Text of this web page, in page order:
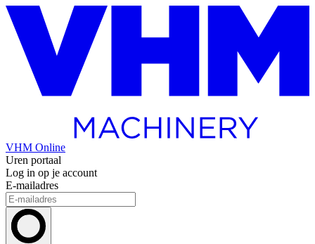
VHM Online
Uren portaal
Log in op je account
E-mailadres